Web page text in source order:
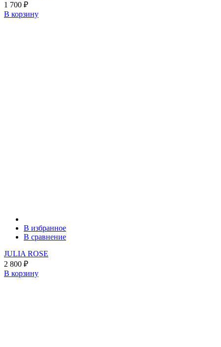
1 700 ₽
В корзину
В избранное
В сравнение
JULIA ROSE
2 800 ₽
В корзину